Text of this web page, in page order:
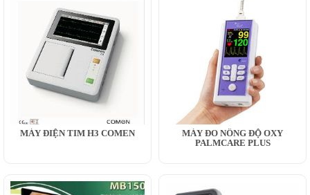
MÁY ĐIỆN TIM H3 COMEN
MÁY ĐO NỒNG ĐỘ OXY
PALMCARE PLUS